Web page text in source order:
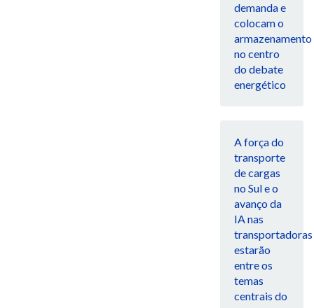
demanda e
colocam o
armazenamento
no centro
do debate
energético
A força do
transporte
de cargas
no Sul e o
avanço da
IA nas
transportadoras
estarão
entre os
temas
centrais do